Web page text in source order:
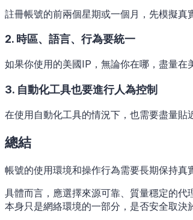
註冊帳號的前兩個星期或一個月，先模擬真
2. 時區、語言、行為要統一
如果你使用的美國IP，無論你在哪，盡量在
3. 自動化工具也要進行人為控制
在使用自動化工具的情況下，也需要盡量
總結
帳號的使用環境和操作行為需要長期保持真
具體而言，應選擇來源可靠、質量穩定的
本身只是網絡環境的一部分，是否安全取決